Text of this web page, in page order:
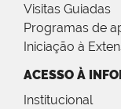
Visitas Guiadas
Programas de
Iniciação à
ACESSO À
Institucional